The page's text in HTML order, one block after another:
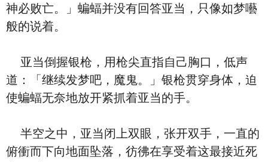
神必败亡。」蝙蝠并没有回答亚当，只像如梦囈
般的说着。
亚当倒握银枪，用枪尖直指自己胸口，低声
道：「继续发梦吧，魔鬼。」银枪贯穿身体，迫
使蝙蝠无奈地放开紧抓着亚当的手。
半空之中，亚当闭上双眼，张开双手，一直的
俯衝而下向地面坠落，彷彿在享受着这最接近死